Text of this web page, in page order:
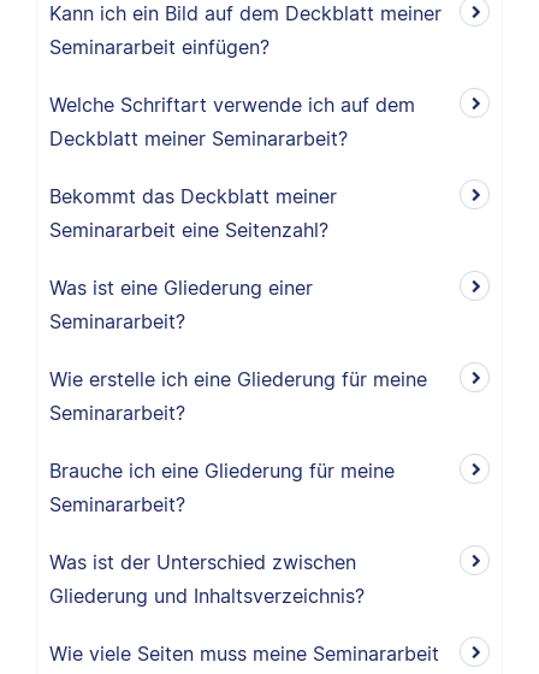
Kann ich ein Bild auf dem Deckblatt meiner
Seminararbeit einfügen?
Welche Schriftart verwende ich auf dem
Deckblatt meiner Seminararbeit?
Bekommt das Deckblatt meiner
Seminararbeit eine Seitenzahl?
Was ist eine Gliederung einer
Seminararbeit?
Wie erstelle ich eine Gliederung für meine
Seminararbeit?
Brauche ich eine Gliederung für meine
Seminararbeit?
Was ist der Unterschied zwischen
Gliederung und Inhaltsverzeichnis?
Wie viele Seiten muss meine Seminararbeit